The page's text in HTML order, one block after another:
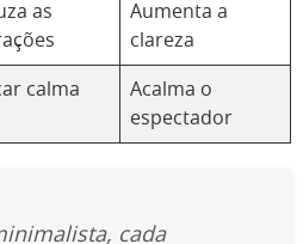
as
Aumenta a
clareza
calma
Acalma o
espectador
cada